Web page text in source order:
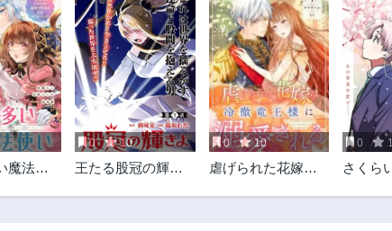
1年前 1年前
第7話
3ヶ月前
第6話
1年前
第2話
1年前
魔法使
愛され
0 10
王たる股冠の輝き
0 10
虐げられた花嫁は
0
さくら